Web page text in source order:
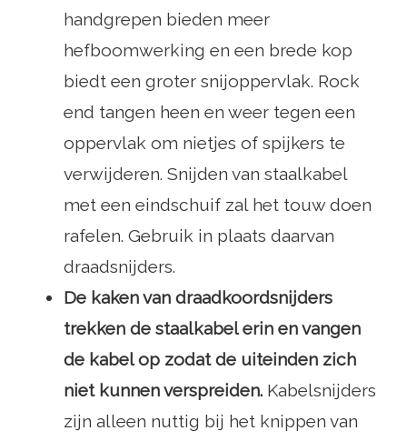
handgrepen bieden meer
hefboomwerking en een brede kop
biedt een groter snijoppervlak. Rock
end tangen heen en weer tegen een
oppervlak om nietjes of spijkers te
verwijderen. Snijden van staalkabel
met een eindschuif zal het touw doen
rafelen. Gebruik in plaats daarvan
draadsnijders.
De kaken van draadkoordsnijders
trekken de staalkabel erin en vangen
de kabel op zodat de uiteinden zich
niet kunnen verspreiden. Kabelsnijders
zijn alleen nuttig bij het knippen van